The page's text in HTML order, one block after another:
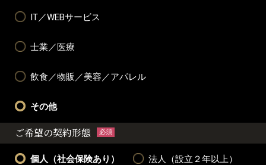
IT／WEBサービス
士業／医療
飲食／物販／美容／アパレル
その他
ご希望の契約形態 必須
個人（社会保険あり） 法人（設立２年以上）